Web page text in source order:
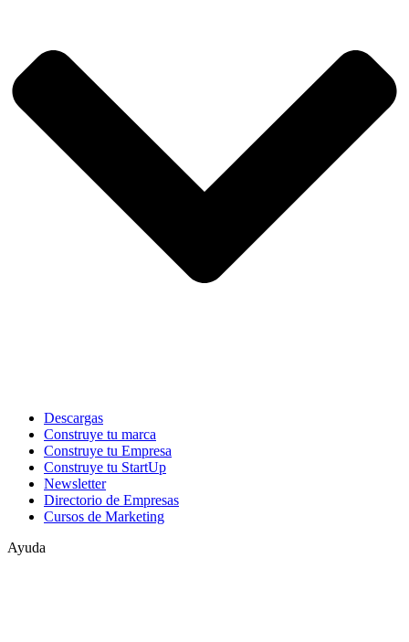
Descargas
Construye tu marca
Construye tu Empresa
Construye tu StartUp
Newsletter
Directorio de Empresas
Cursos de Marketing
Ayuda